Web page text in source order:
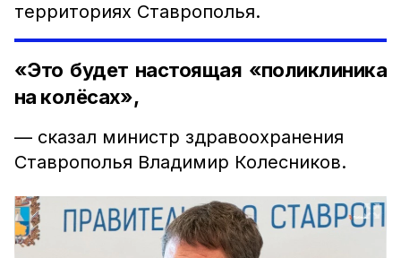
территориях Ставрополья.
«Это будет настоящая «поликлиника
на колёсах»,
— сказал министр здравоохранения
Ставрополья Владимир Колесников.